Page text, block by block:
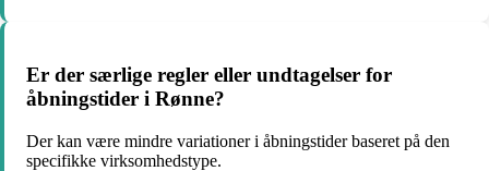
Er der særlige regler eller undtagelser for
åbningstider i Rønne?
Der kan være mindre variationer i åbningstider baseret på den
specifikke virksomhedstype.